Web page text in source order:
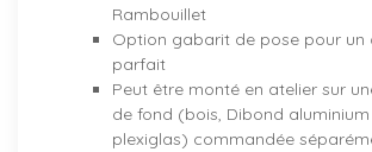
Rambouillet
Option gabarit de pose pour un
parfait
Peut être monté en atelier sur
de fond (bois, Dibond
plexiglas) commandée